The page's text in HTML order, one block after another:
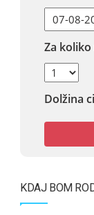
Za
Dolžina
KDAJ BOM